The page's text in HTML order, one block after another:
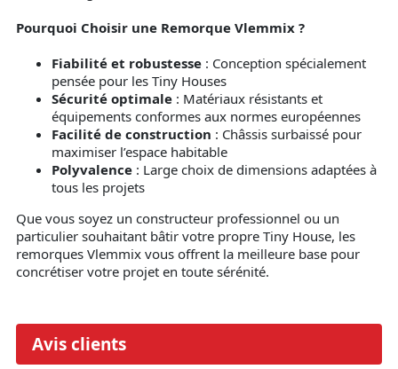
Pourquoi Choisir une Remorque Vlemmix ?
Fiabilité et robustesse : Conception spécialement
pensée pour les Tiny Houses
Sécurité optimale : Matériaux résistants et
équipements conformes aux normes européennes
Facilité de construction : Châssis surbaissé pour
maximiser l’espace habitable
Polyvalence : Large choix de dimensions adaptées à
tous les projets
Que vous soyez un constructeur professionnel ou un
particulier souhaitant bâtir votre propre Tiny House, les
remorques Vlemmix vous offrent la meilleure base pour
concrétiser votre projet en toute sérénité.
Avis clients